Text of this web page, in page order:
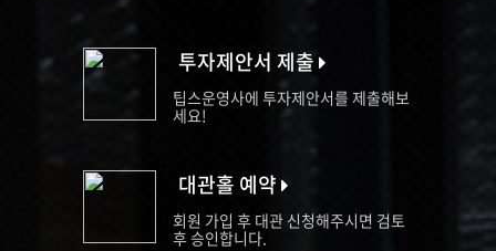
투자제안서 제출
팁스운영사에 투자제안서를 제출해보
세요!
대관홀 예약
회원 가입 후 대관 신청해주시면 검토
후 승인합니다.